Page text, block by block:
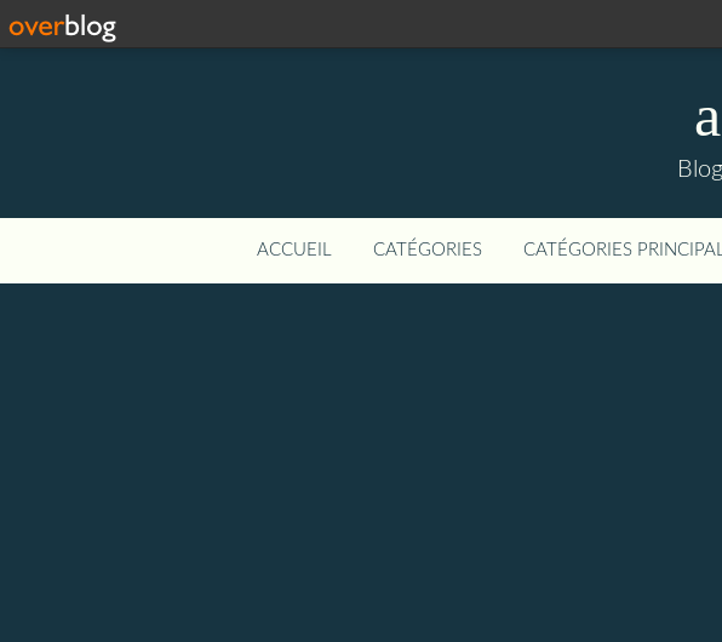
ACCUEIL CATÉGORIES CATÉGORIES